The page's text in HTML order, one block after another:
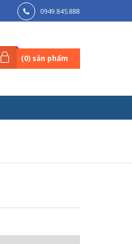
0949.845.888
(0) sản phẩm